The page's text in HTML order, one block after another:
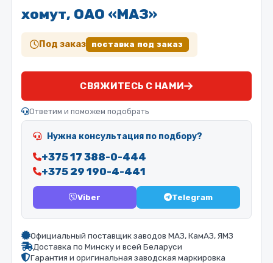
хомут, ОАО «МАЗ»
Под заказ поставка под заказ
СВЯЖИТЕСЬ С НАМИ
Ответим и поможем подобрать
Нужна консультация по подбору?
+375 17 388-0-444
+375 29 190-4-441
Viber Telegram
Официальный поставщик заводов МАЗ, КамАЗ, ЯМЗ
Доставка по Минску и всей Беларуси
Гарантия и оригинальная заводская маркировка